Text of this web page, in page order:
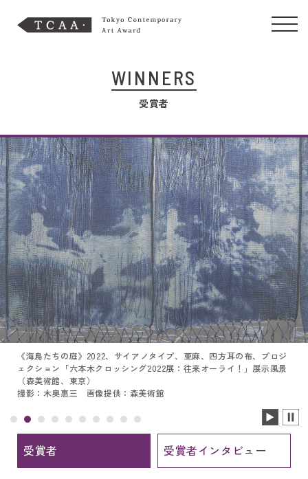
WINNERS
受賞者
《海鳥たちの庭》2022、サイアノタイプ、亜麻、四方耳の布、プロジ
ェクション「六本木クロッシング2022展：往来オーライ！」展示風景
（森美術館、東京）
撮影：木奥惠三 画像提供：森美術館
受賞者 受賞者インタビュー